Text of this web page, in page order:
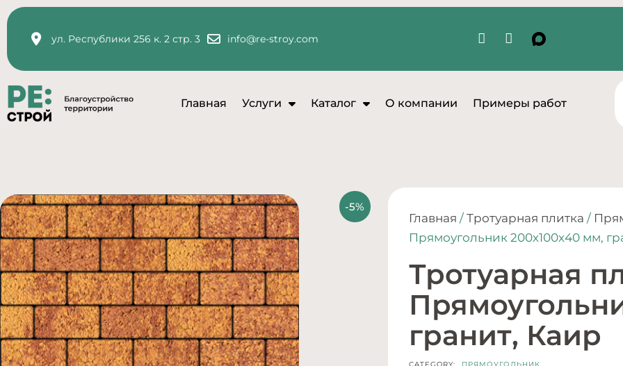
ул. Республики 256 к. 2 стр. 3 info@re-stroy.com
Главная Услуги Каталог О компании Примеры работ
Главная / Тротуарная плитка /
Прямоугольник 200х100х40 мм,
Тротуарная
гранит, Каир